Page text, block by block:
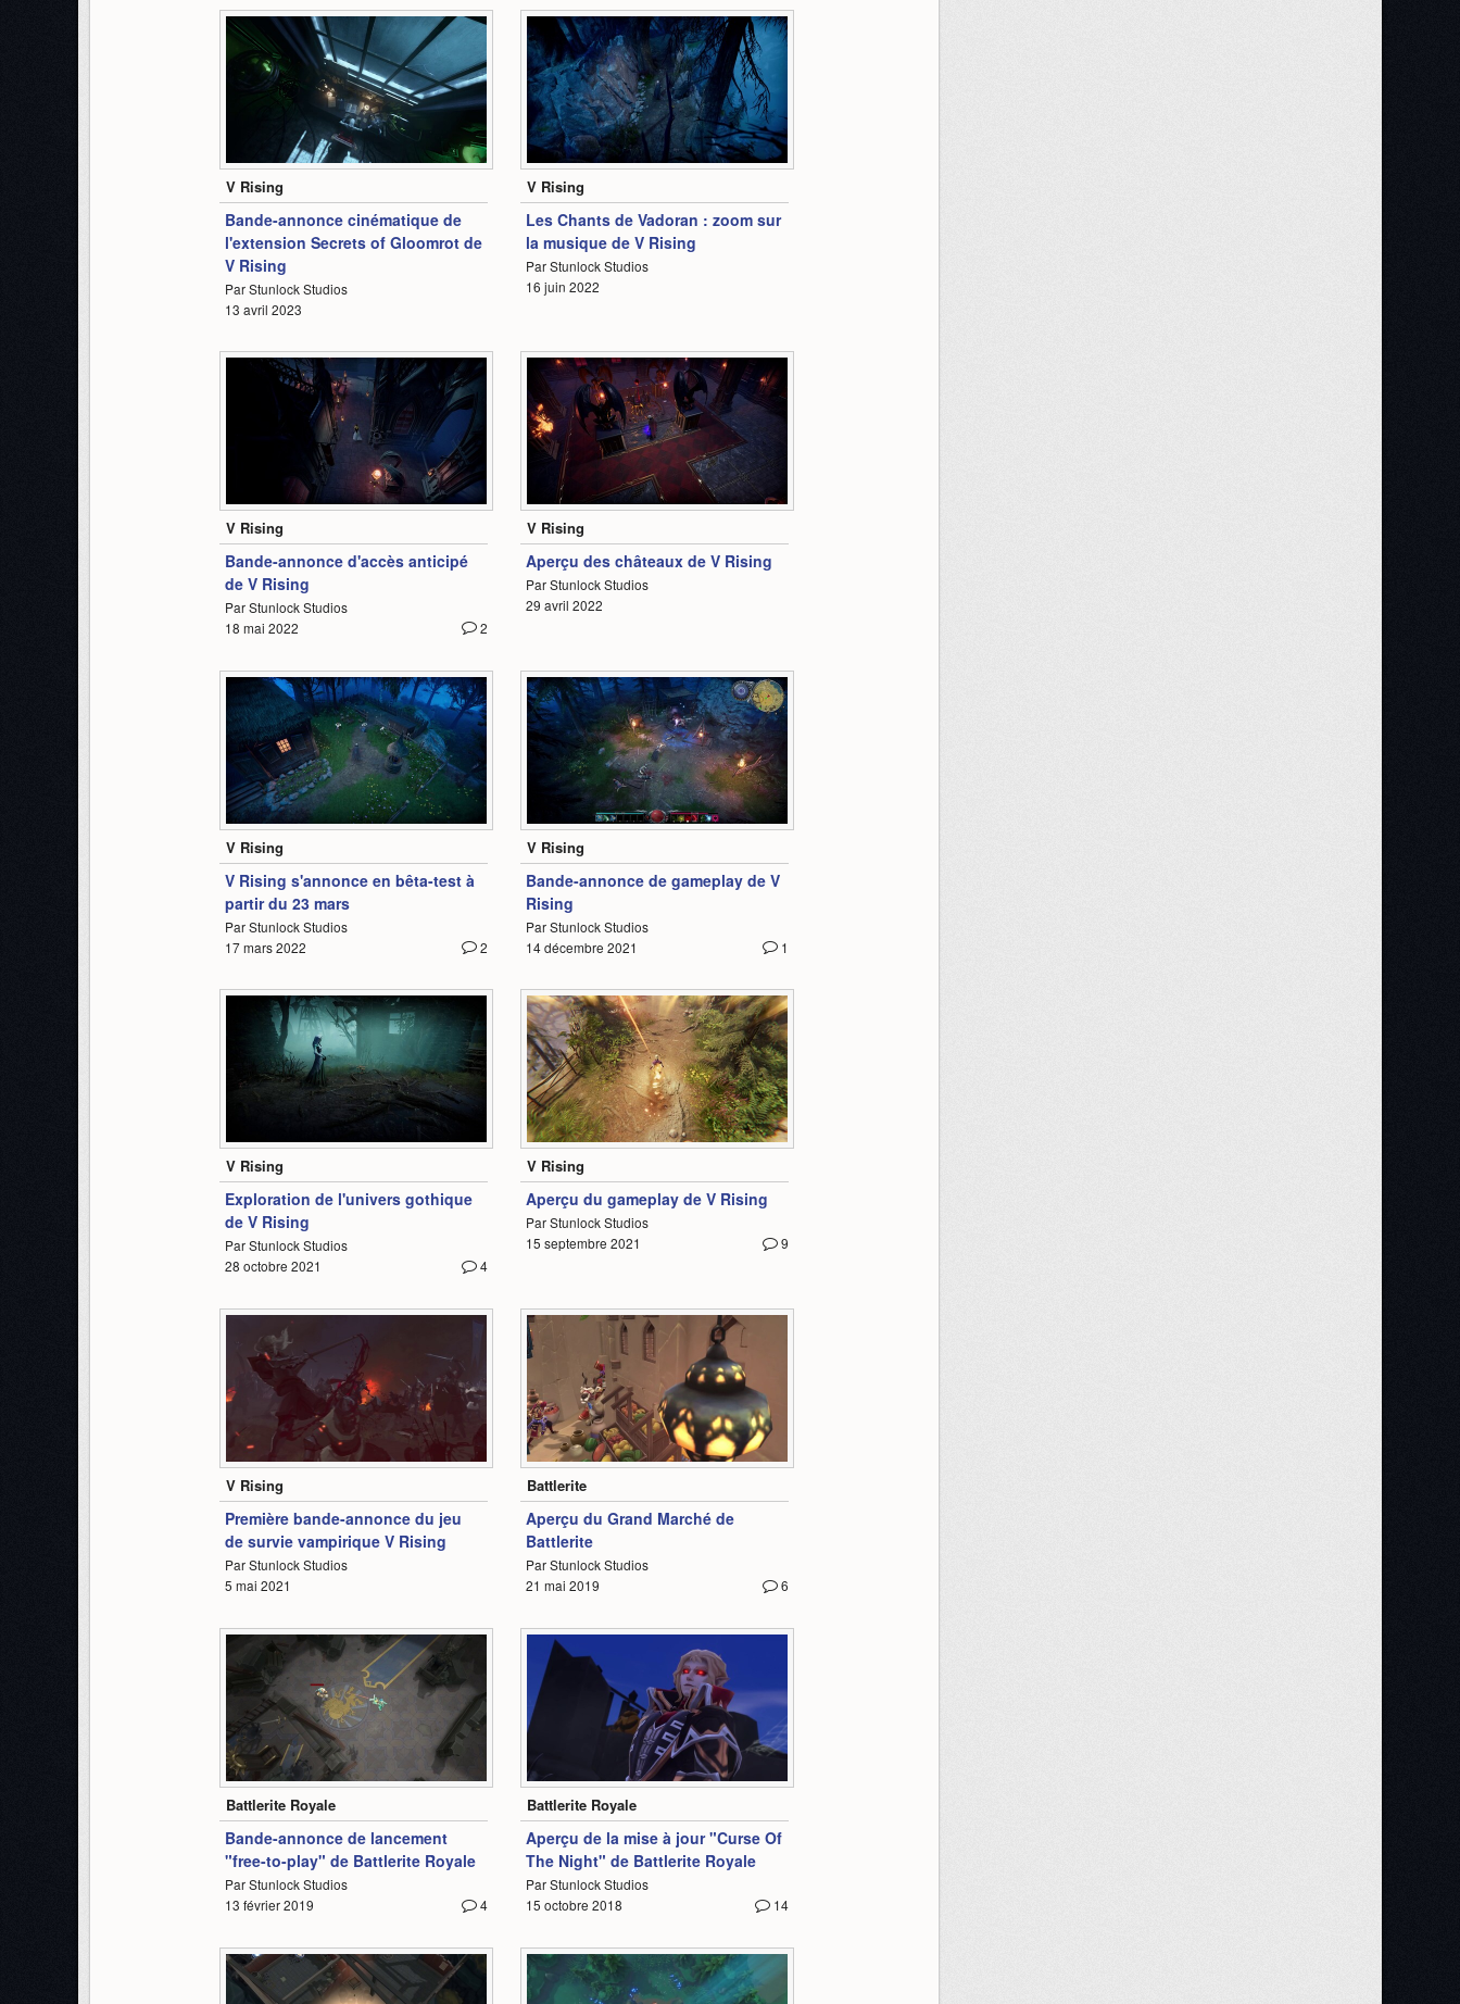
1:18
V Rising
Bande-annonce cinématique de
l'extension Secrets of Gloomrot de
V Rising
Par Stunlock Studios
13 avril 2023
2:54
V Rising
Les Chants de Vadoran : zoom sur
la musique de V Rising
Par Stunlock Studios
16 juin 2022
1:33
V Rising
Bande-annonce d'accès anticipé
de V Rising
Par Stunlock Studios
2
18 mai 2022
1:40
V Rising
Aperçu des châteaux de V Rising
Par Stunlock Studios
29 avril 2022
V Rising
V Rising s'annonce en bêta-test à
partir du 23 mars
Par Stunlock Studios
2
17 mars 2022
1:44
V Rising
Bande-annonce de gameplay de V
Rising
Par Stunlock Studios
1
14 décembre 2021
V Rising
Exploration de l'univers gothique
de V Rising
Par Stunlock Studios
4
28 octobre 2021
2:15
V Rising
Aperçu du gameplay de V Rising
Par Stunlock Studios
9
15 septembre 2021
1:35
V Rising
Première bande-annonce du jeu
de survie vampirique V Rising
Par Stunlock Studios
5 mai 2021
1:01
Battlerite
Aperçu du Grand Marché de
Battlerite
Par Stunlock Studios
6
21 mai 2019
1:36
Battlerite Royale
Bande-annonce de lancement
"free-to-play" de Battlerite Royale
Par Stunlock Studios
4
13 février 2019
Battlerite Royale
Aperçu de la mise à jour "Curse Of
The Night" de Battlerite Royale
Par Stunlock Studios
14
15 octobre 2018